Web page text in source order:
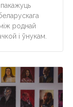
роднай
і ўнукам.